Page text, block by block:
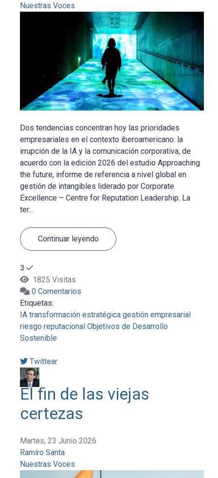
Nuestras Voces
Dos tendencias concentran hoy las prioridades
empresariales en el contexto iberoamericano: la
irrupción de la IA y la comunicación corporativa, de
acuerdo con la edición 2026 del estudio Approaching
the future, informe de referencia a nivel global en
gestión de intangibles liderado por Corporate
Excellence – Centre for Reputation Leadership. La
ter...
Continuar leyendo
3
1825 Visitas
0 Comentarios
Etiquetas:
IA transformación estratégica gestión empresarial
riesgo reputacional Objetivos de Desarrollo
Sostenible
Twittear
El fin de las viejas
certezas
Martes, 23 Junio 2026
Ramiro Santa
Nuestras Voces